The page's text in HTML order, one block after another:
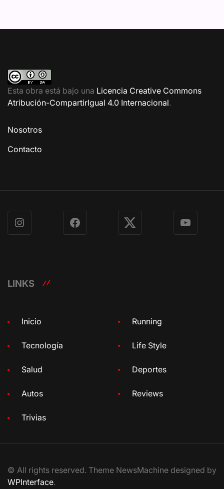
Esta obra está bajo una Licencia Creative Commons
Atribución-CompartirIgual 4.0 Internacional.
Nosotros
Contacto
Instagram Facebook X YouTube
LINKS
Inicio Running
Tecnología Life Style
Salud Deportes
Autos Reviews
Trivias
© All rights reserved. Theme NewsMachine designed by
WPInterface.